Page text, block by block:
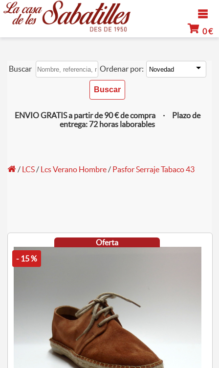
0 €
Buscar Ordenar por:
ENVIO GRATIS a partir de 90 € de compra · Plazo de
entrega: 72 horas laborables
/ LCS/ Lcs Verano Hombre/ Pasfor Serraje Tabaco 43
Oferta
- 15 %